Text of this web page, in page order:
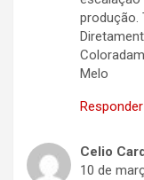
produção.
Melo
Responder
Celio
10 de